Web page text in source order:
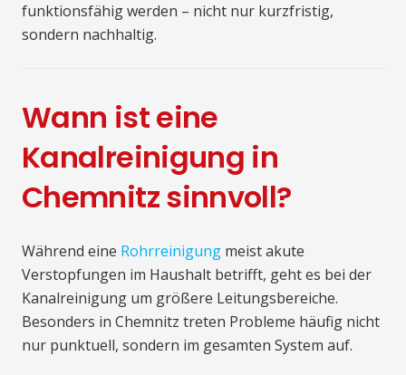
funktionsfähig werden – nicht nur kurzfristig,
sondern nachhaltig.
Wann ist eine
Kanalreinigung in
Chemnitz sinnvoll?
Während eine Rohrreinigung meist akute
Verstopfungen im Haushalt betrifft, geht es bei der
Kanalreinigung um größere Leitungsbereiche.
Besonders in Chemnitz treten Probleme häufig nicht
nur punktuell, sondern im gesamten System auf.